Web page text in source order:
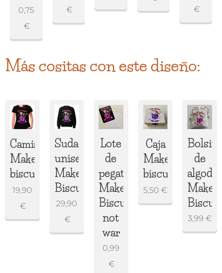
0,75
€
€
€
Más cositas con este diseño:
Camiseta
Make
biscuits
19,90
€
Sudadera
unisex
Make
Biscuits
29,90
€
Lote
de
pegatinas
Make
Biscuits,
not
war
0,99
€
Caja
Make
biscuits
5,50 €
Bolsita
de
Make
3,99 €